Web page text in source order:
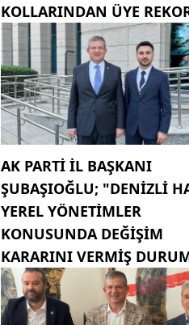
KOLLARINDAN ÜYE
AK PARTI İL BAŞKANI
ŞUBAŞIOĞLU; "DENIZLI
YEREL YÖNETIMLER
KONUSUNDA DEĞIŞIM
KARARINI VERMIŞ